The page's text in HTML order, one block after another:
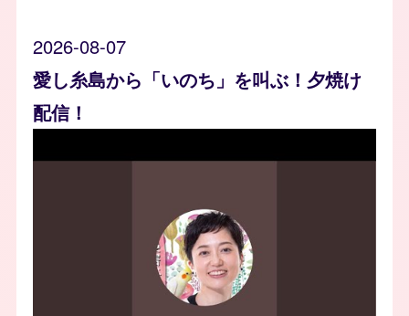
2026-08-07
愛し糸島から「いのち」を叫ぶ！夕焼け
配信！